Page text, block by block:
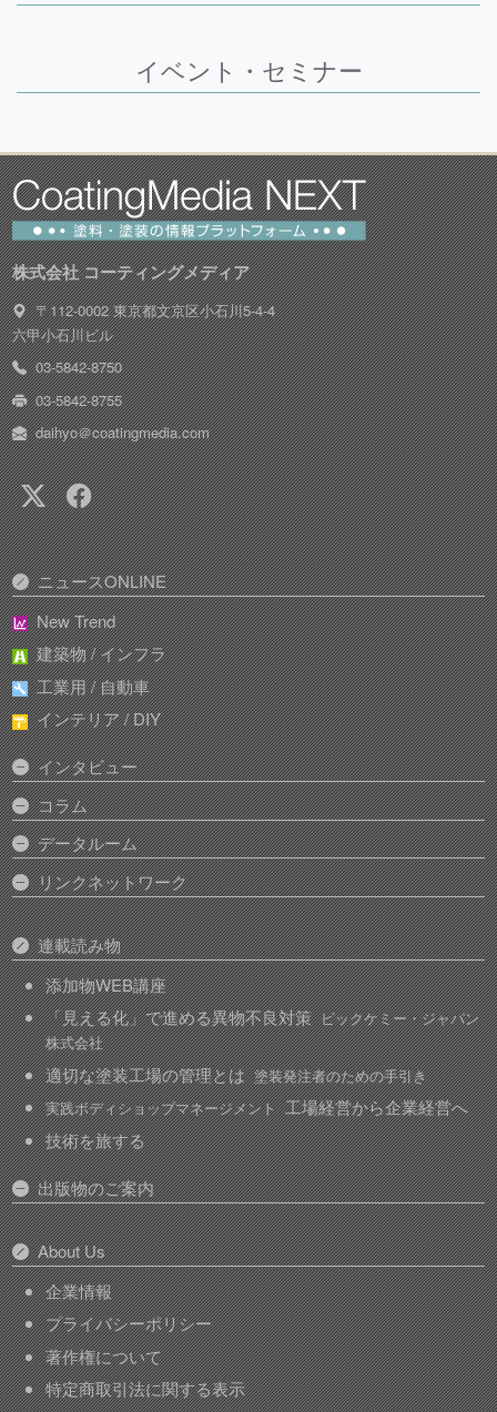
イベント・セミナー
株式会社 コーティングメディア
〒112-0002 東京都文京区小石川5-4-4
六甲小石川ビル
03-5842-8750
03-5842-8755
daihyo＠coatingmedia.com
ニュースONLINE
New Trend
建築物 / インフラ
工業用 / 自動車
インテリア / DIY
インタビュー
コラム
データルーム
リンクネットワーク
連載読み物
添加物WEB講座
「見える化」で進める異物不良対策 ビックケミー・ジャパン
株式会社
適切な塗装工場の管理とは 塗装発注者のための手引き
実践ボディショップマネージメント 工場経営から企業経営へ
技術を旅する
出版物のご案内
About Us
企業情報
プライバシーポリシー
著作権について
特定商取引法に関する表示